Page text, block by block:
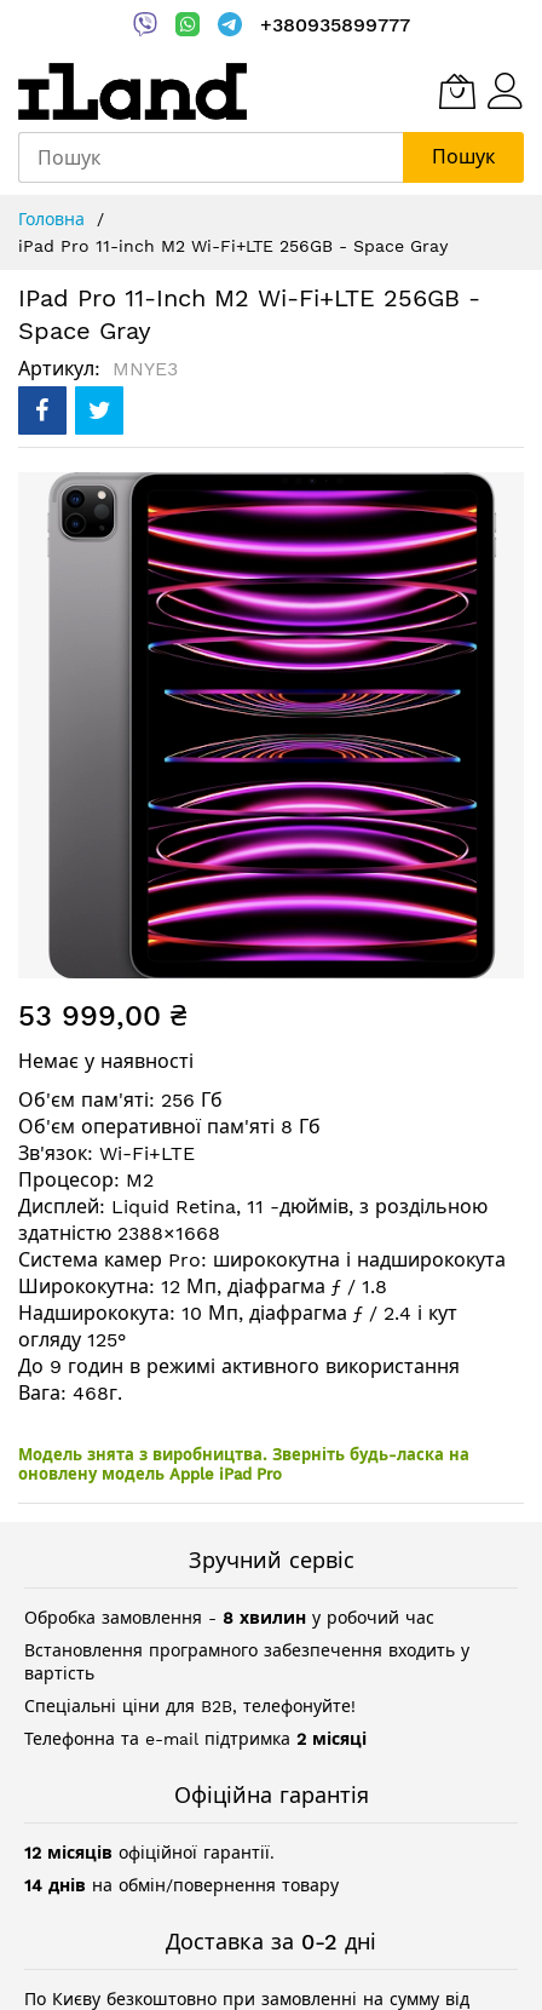
+380935899777
Пошук
Content
Головна
iPad Pro 11-inch M2 Wi-Fi+LTE 256GB - Space Gray
IPad Pro 11-Inch M2 Wi-Fi+LTE 256GB -
Space Gray
Артикул MNYE3
Перейти
кінця
галереї
до
галереї
зображень
53 999,00 ₴
Немає у наявності
Об'єм пам'яті: 256 Гб
Об'єм оперативної пам'яті 8 Гб
Зв'язок: Wi-Fi+LTE
Процесор: M2
Дисплей: Liquid Retina, 11 -дюймів, з роздільною
здатністю 2388×1668
Система камер Pro: ширококутна і надширококута
Ширококутна: 12 Мп, діафрагма ƒ / 1.8
Надширококута: 10 Мп, діафрагма ƒ / 2.4 і кут
огляду 125°
До 9 годин в режимі активного використання
Вага: 468г.
Модель знята з виробництва. Зверніть будь-ласка на
оновлену модель Apple iPad Pro
Зручний сервіс
Обробка замовлення - 8 хвилин у робочий час
Встановлення програмного забезпечення входить у
вартість
Спеціальні ціни для B2B, телефонуйте!
Телефонна та e-mail підтримка 2 місяці
Офіційна гарантія
12 місяців офіційної гарантії.
14 днів на обмін/повернення товару
Доставка за 0-2 дні
По Києву безкоштовно при замовленні на сумму від